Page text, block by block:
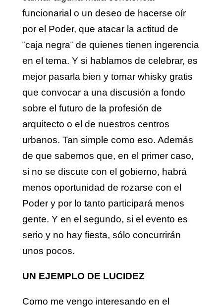
funcionarial o un deseo de hacerse oír
por el Poder, que atacar la actitud de
¨caja negra¨ de quienes tienen ingerencia
en el tema. Y si hablamos de celebrar, es
mejor pasarla bien y tomar whisky gratis
que convocar a una discusión a fondo
sobre el futuro de la profesión de
arquitecto o el de nuestros centros
urbanos. Tan simple como eso. Además
de que sabemos que, en el primer caso,
si no se discute con el gobierno, habrá
menos oportunidad de rozarse con el
Poder y por lo tanto participará menos
gente. Y en el segundo, si el evento es
serio y no hay fiesta, sólo concurrirán
unos pocos.
UN EJEMPLO DE LUCIDEZ
Como me vengo interesando en el